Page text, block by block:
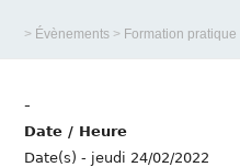
> Évènements > Formation pratique
-
Date / Heure
Date(s) - jeudi 24/02/2022